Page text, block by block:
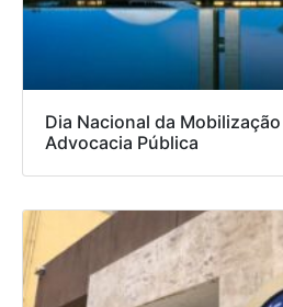
Dia Nacional da
Advocacia Pública